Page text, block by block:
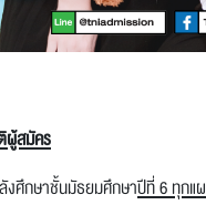
สมัคร
งศึกษาชั้นมัธยมศึกษาปีที่ 6 ทุกแ